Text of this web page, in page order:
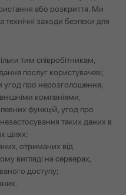
або розкриття. Ми
технічні заходи безпеки для
тим співробітникам,
послуг користувачеві;
угод про нерозголошення;
компаніями,
функцій, угод про
таких даних в
цілях;
отриманих від
вигляді на серверах,
доступу;